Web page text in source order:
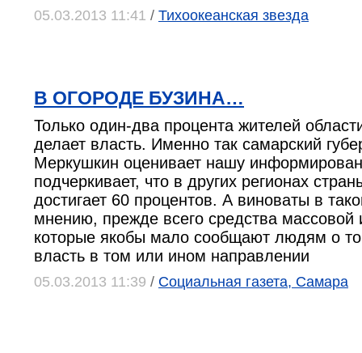
05.03.2013 11:41 / Тихоокеанская звезда
В ОГОРОДЕ БУЗИНА…
Только один-два процента жителей
делает власть. Именно так самарский
Меркушкин оценивает нашу
подчеркивает, что в других регионах
достигает 60 процентов. А виноваты в
мнению, прежде всего средства
которые якобы мало сообщают людям о
власть в том или ином направлении
05.03.2013 11:39 / Социальная газета, Самара